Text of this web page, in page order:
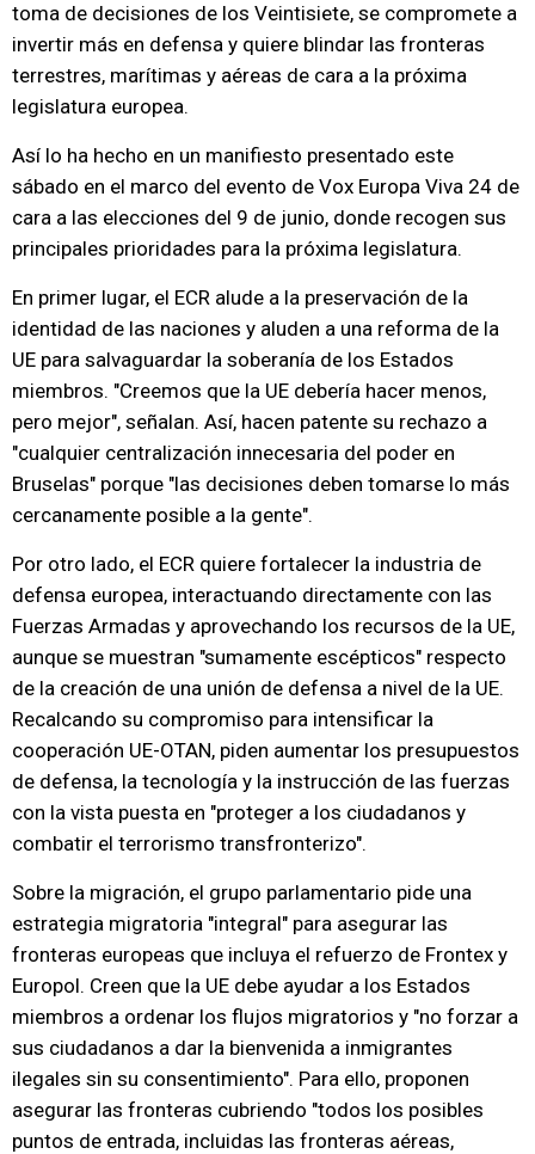
toma de decisiones de los Veintisiete, se compromete a
invertir más en defensa y quiere blindar las fronteras
terrestres, marítimas y aéreas de cara a la próxima
legislatura europea.
Así lo ha hecho en un manifiesto presentado este
sábado en el marco del evento de Vox Europa Viva 24 de
cara a las elecciones del 9 de junio, donde recogen sus
principales prioridades para la próxima legislatura.
En primer lugar, el ECR alude a la preservación de la
identidad de las naciones y aluden a una reforma de la
UE para salvaguardar la soberanía de los Estados
miembros. "Creemos que la UE debería hacer menos,
pero mejor", señalan. Así, hacen patente su rechazo a
"cualquier centralización innecesaria del poder en
Bruselas" porque "las decisiones deben tomarse lo más
cercanamente posible a la gente".
Por otro lado, el ECR quiere fortalecer la industria de
defensa europea, interactuando directamente con las
Fuerzas Armadas y aprovechando los recursos de la UE,
aunque se muestran "sumamente escépticos" respecto
de la creación de una unión de defensa a nivel de la UE.
Recalcando su compromiso para intensificar la
cooperación UE-OTAN, piden aumentar los presupuestos
de defensa, la tecnología y la instrucción de las fuerzas
con la vista puesta en "proteger a los ciudadanos y
combatir el terrorismo transfronterizo".
Sobre la migración, el grupo parlamentario pide una
estrategia migratoria "integral" para asegurar las
fronteras europeas que incluya el refuerzo de Frontex y
Europol. Creen que la UE debe ayudar a los Estados
miembros a ordenar los flujos migratorios y "no forzar a
sus ciudadanos a dar la bienvenida a inmigrantes
ilegales sin su consentimiento". Para ello, proponen
asegurar las fronteras cubriendo "todos los posibles
puntos de entrada, incluidas las fronteras aéreas,